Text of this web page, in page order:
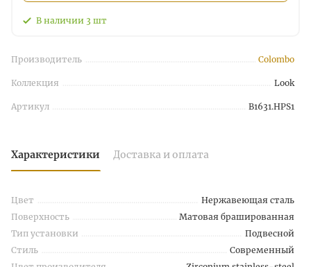
В наличии 3 шт
Производитель Colombo
Коллекция Look
Артикул B1631.HPS1
Характеристики Доставка и оплата
Цвет
Нержавеющая сталь
Поверхность
Матовая брашированная
Тип установки
Подвесной
Стиль
Современный